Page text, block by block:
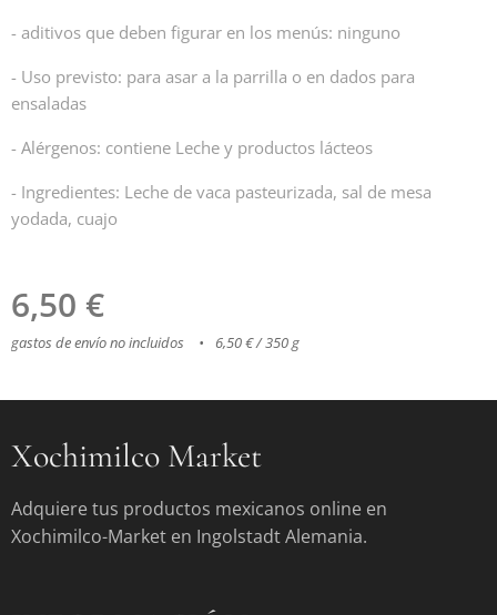
- aditivos que deben figurar en los menús: ninguno
- Uso previsto: para asar a la parrilla o en dados para
ensaladas
- Alérgenos: contiene Leche y productos lácteos
- Ingredientes: Leche de vaca pasteurizada, sal de mesa
yodada, cuajo
6,50 €
gastos de envío no incluidos 6,50 € / 350 g
Xochimilco Market
Adquiere tus productos mexicanos online en
Xochimilco-Market en Ingolstadt Alemania.